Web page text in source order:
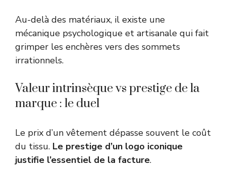
Au-delà des matériaux, il existe une
mécanique psychologique et artisanale qui fait
grimper les enchères vers des sommets
irrationnels.
Valeur intrinsèque vs prestige de la
marque : le duel
Le prix d’un vêtement dépasse souvent le coût
du tissu. Le prestige d’un logo iconique
justifie l’essentiel de la facture.